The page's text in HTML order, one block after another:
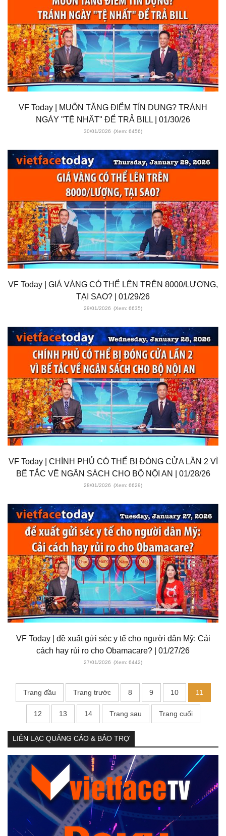
VF Today | MUỐN TĂNG ĐIỂM TÍN DỤNG? TRÁNH
NGÀY "TỆ NHẤT" ĐỂ TRẢ BILL | 01/30/26
30/01/2026 (Xem: 6456)
VF Today | GIÁ VÀNG CÓ THỂ LÊN TRÊN 8000/LƯỢNG,
TẠI SAO? | 01/29/26
29/01/2026 (Xem: 6635)
VF Today | CHÍNH PHỦ CÓ THỂ BỊ ĐÓNG CỬA LẦN 2 VÌ
BẾ TẮC VỀ NGÂN SÁCH CHO BỘ NỘI AN | 01/28/26
28/01/2026 (Xem: 6629)
VF Today | đề xuất gửi séc y tế cho người dân Mỹ: Cải
cách hay rủi ro cho Obamacare? | 01/27/26
27/01/2026 (Xem: 6442)
Trang đầu Trang trước 8 9 10 11
12 13 14 Trang sau Trang cuối
LIÊN LẠC QUẢNG CÁO & BẢO TRỢ